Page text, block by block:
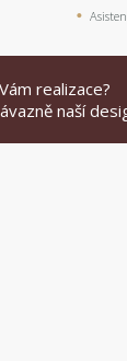
realizace?
naší